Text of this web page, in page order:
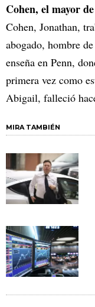
Cohen, el mayor
Cohen, Jonathan,
abogado, hombre
enseña en Penn,
primera vez como
Abigail, falleció
MIRA TAMBIÉN